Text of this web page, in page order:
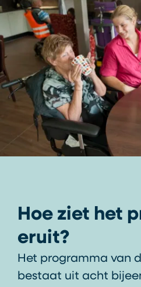
Hoe ziet het
eruit?
Het programma van
bestaat uit acht